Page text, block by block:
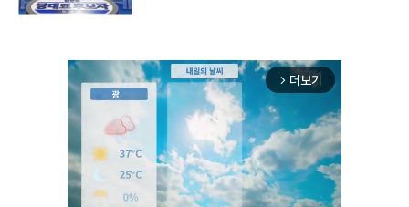
arrow_forward_ios 더보기